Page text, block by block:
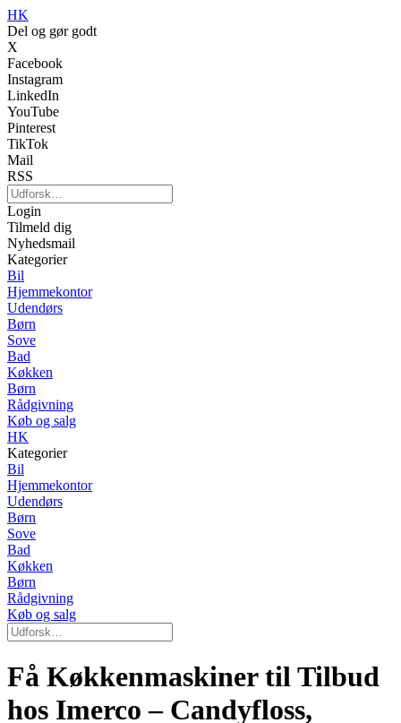
HK
Del og gør godt
X
Facebook
Instagram
LinkedIn
YouTube
Pinterest
TikTok
Mail
RSS
Login
Tilmeld dig
Nyhedsmail
Kategorier
Bil
Hjemmekontor
Udendørs
Børn
Sove
Bad
Køkken
Børn
Rådgivning
Køb og salg
HK
Kategorier
Bil
Hjemmekontor
Udendørs
Børn
Sove
Bad
Køkken
Børn
Rådgivning
Køb og salg
Få Køkkenmaskiner til Tilbud
hos Imerco – Candyfloss,